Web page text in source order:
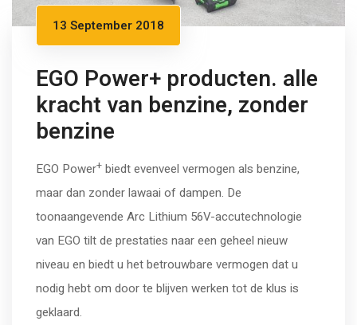
13 September 2018
EGO Power+ producten. alle
kracht van benzine, zonder
benzine
EGO Power+ biedt evenveel vermogen als benzine,
maar dan zonder lawaai of dampen. De
toonaangevende Arc Lithium 56V-accutechnologie
van EGO tilt de prestaties naar een geheel nieuw
niveau en biedt u het betrouwbare vermogen dat u
nodig hebt om door te blijven werken tot de klus is
geklaard.